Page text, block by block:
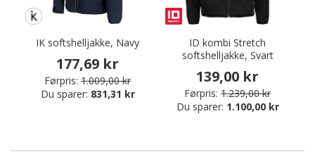
IK softshelljakke, Navy
177,69 kr
Førpris: 1.009,00 kr
Du sparer: 831,31 kr
ID kombi Stretch
softshelljakke, Svart
139,00 kr
Førpris: 1.239,00 kr
Du sparer: 1.100,00 kr